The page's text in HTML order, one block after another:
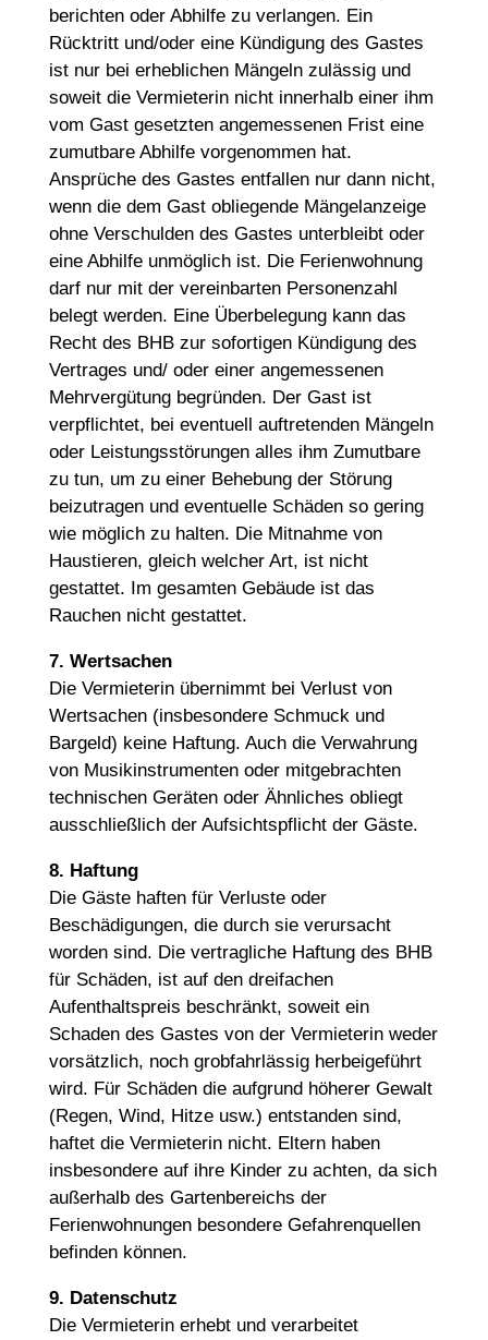
berichten oder Abhilfe zu verlangen. Ein
Rücktritt und/oder eine Kündigung des Gastes
ist nur bei erheblichen Mängeln zulässig und
soweit die Vermieterin nicht innerhalb einer ihm
vom Gast gesetzten angemessenen Frist eine
zumutbare Abhilfe vorgenommen hat.
Ansprüche des Gastes entfallen nur dann nicht,
wenn die dem Gast obliegende Mängelanzeige
ohne Verschulden des Gastes unterbleibt oder
eine Abhilfe unmöglich ist. Die Ferienwohnung
darf nur mit der vereinbarten Personenzahl
belegt werden. Eine Überbelegung kann das
Recht des BHB zur sofortigen Kündigung des
Vertrages und/ oder einer angemessenen
Mehrvergütung begründen. Der Gast ist
verpflichtet, bei eventuell auftretenden Mängeln
oder Leistungsstörungen alles ihm Zumutbare
zu tun, um zu einer Behebung der Störung
beizutragen und eventuelle Schäden so gering
wie möglich zu halten. Die Mitnahme von
Haustieren, gleich welcher Art, ist nicht
gestattet. Im gesamten Gebäude ist das
Rauchen nicht gestattet.
7. Wertsachen
Die Vermieterin übernimmt bei Verlust von
Wertsachen (insbesondere Schmuck und
Bargeld) keine Haftung. Auch die Verwahrung
von Musikinstrumenten oder mitgebrachten
technischen Geräten oder Ähnliches obliegt
ausschließlich der Aufsichtspflicht der Gäste.
8. Haftung
Die Gäste haften für Verluste oder
Beschädigungen, die durch sie verursacht
worden sind. Die vertragliche Haftung des BHB
für Schäden, ist auf den dreifachen
Aufenthaltspreis beschränkt, soweit ein
Schaden des Gastes von der Vermieterin weder
vorsätzlich, noch grobfahrlässig herbeigeführt
wird. Für Schäden die aufgrund höherer Gewalt
(Regen, Wind, Hitze usw.) entstanden sind,
haftet die Vermieterin nicht. Eltern haben
insbesondere auf ihre Kinder zu achten, da sich
außerhalb des Gartenbereichs der
Ferienwohnungen besondere Gefahrenquellen
befinden können.
9. Datenschutz
Die Vermieterin erhebt und verarbeitet